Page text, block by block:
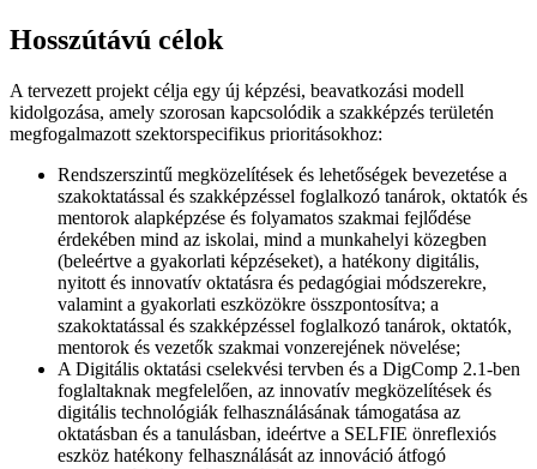
Hosszútávú célok
A tervezett projekt célja egy új képzési, beavatkozási modell
kidolgozása, amely szorosan kapcsolódik a szakképzés területén
megfogalmazott szektorspecifikus prioritásokhoz:
Rendszerszintű megközelítések és lehetőségek bevezetése a
szakoktatással és szakképzéssel foglalkozó tanárok, oktatók és
mentorok alapképzése és folyamatos szakmai fejlődése
érdekében mind az iskolai, mind a munkahelyi közegben
(beleértve a gyakorlati képzéseket), a hatékony digitális,
nyitott és innovatív oktatásra és pedagógiai módszerekre,
valamint a gyakorlati eszközökre összpontosítva; a
szakoktatással és szakképzéssel foglalkozó tanárok, oktatók,
mentorok és vezetők szakmai vonzerejének növelése;
A Digitális oktatási cselekvési tervben és a DigComp 2.1-ben
foglaltaknak megfelelően, az innovatív megközelítések és
digitális technológiák felhasználásának támogatása az
oktatásban és a tanulásban, ideértve a SELFIE önreflexiós
eszköz hatékony felhasználását az innováció átfogó